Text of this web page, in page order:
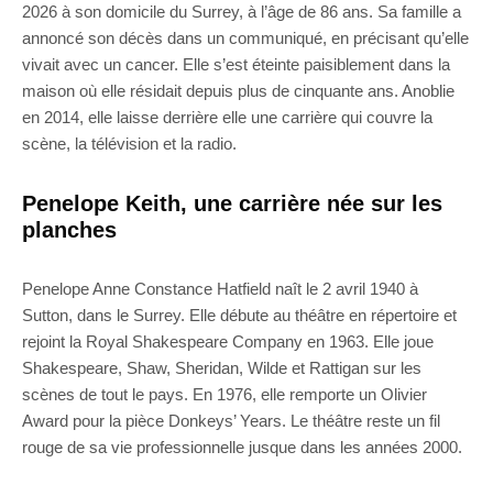
2026 à son domicile du Surrey, à l’âge de 86 ans. Sa famille a
annoncé son décès dans un communiqué, en précisant qu’elle
vivait avec un cancer. Elle s’est éteinte paisiblement dans la
maison où elle résidait depuis plus de cinquante ans. Anoblie
en 2014, elle laisse derrière elle une carrière qui couvre la
scène, la télévision et la radio.
Penelope Keith, une carrière née sur les
planches
Penelope Anne Constance Hatfield naît le 2 avril 1940 à
Sutton, dans le Surrey. Elle débute au théâtre en répertoire et
rejoint la Royal Shakespeare Company en 1963. Elle joue
Shakespeare, Shaw, Sheridan, Wilde et Rattigan sur les
scènes de tout le pays. En 1976, elle remporte un Olivier
Award pour la pièce Donkeys’ Years. Le théâtre reste un fil
rouge de sa vie professionnelle jusque dans les années 2000.